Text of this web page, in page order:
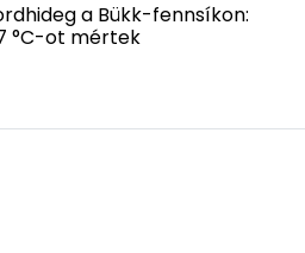
a Bükk-fennsíkon:
°C-ot mértek